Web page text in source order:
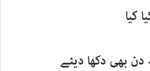
کیا
بھی دکھا دیئے